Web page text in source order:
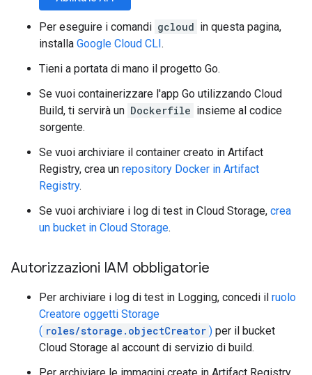
Per eseguire i comandi gcloud in questa pagina,
installa Google Cloud CLI.
Tieni a portata di mano il progetto Go.
Se vuoi containerizzare l'app Go utilizzando Cloud
Build, ti servirà un Dockerfile insieme al codice
sorgente.
Se vuoi archiviare il container creato in Artifact
Registry, crea un repository Docker in Artifact
Registry.
Se vuoi archiviare i log di test in Cloud Storage, crea
un bucket in Cloud Storage.
Autorizzazioni IAM obbligatorie
Per archiviare i log di test in Logging, concedi il ruolo
Creatore oggetti Storage
( roles/storage.objectCreator ) per il bucket
Cloud Storage al account di servizio di build.